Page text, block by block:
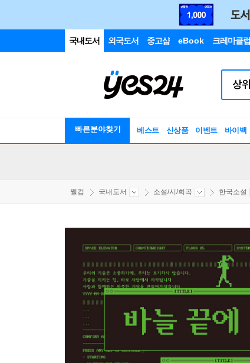
국내도서 외국도서 중고샵 eBook 크레마클럽
빠른분야찾기 베스트 신상품 이벤트 바이백
웰컴 국내도서 소설/시/희곡 한국소설